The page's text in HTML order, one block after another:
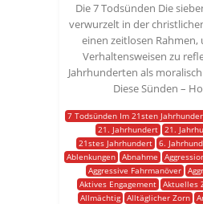
Die 7 Todsünden Die
verwurzelt in der
einen zeitlosen Rahmen,
Verhaltensweisen zu
Jahrhunderten als
Diese Sünden –
7 Todsünden Im 21sten
21. Jahrhundert 21.
21stes Jahrhundert
6.
Ablenkungen
Abnahme
Aggressive Fahrmanöver
Aktives Engagement Aktuelles
Allmächtig
Alltäglicher Zorn